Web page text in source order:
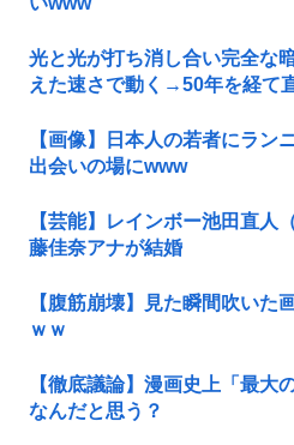
光と光が打ち消し合い完全な
えた速さで動く→50年を経て
【画像】日本人の若者にラン
出会いの場にwww
【芸能】レインボー池田直人
藤佳奈アナが結婚
【腹筋崩壊】見た瞬間吹いた
ｗｗ
【徹底議論】漫画史上「最大
なんだと思う？